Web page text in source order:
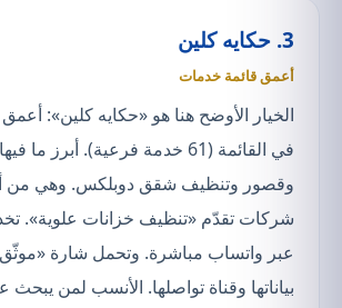
3. حكايه كلين
أعمق قائمة خدمات
الخيار الأوضح هنا هو «حكايه كلين»:
في القائمة (61 خدمة فرعية). أبرز
وقصور وتنظيف شقق دوبلكس. وهي من
شركات تقدّم «تنظيف خزانات علوية».
عبر واتساب مباشرة. وتحمل شارة
بياناتها وقناة تواصلها. الأنسب لمن